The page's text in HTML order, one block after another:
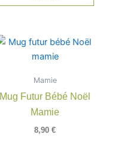
Mamie
Mug Futur Bébé Noël
Mamie
8,90 €